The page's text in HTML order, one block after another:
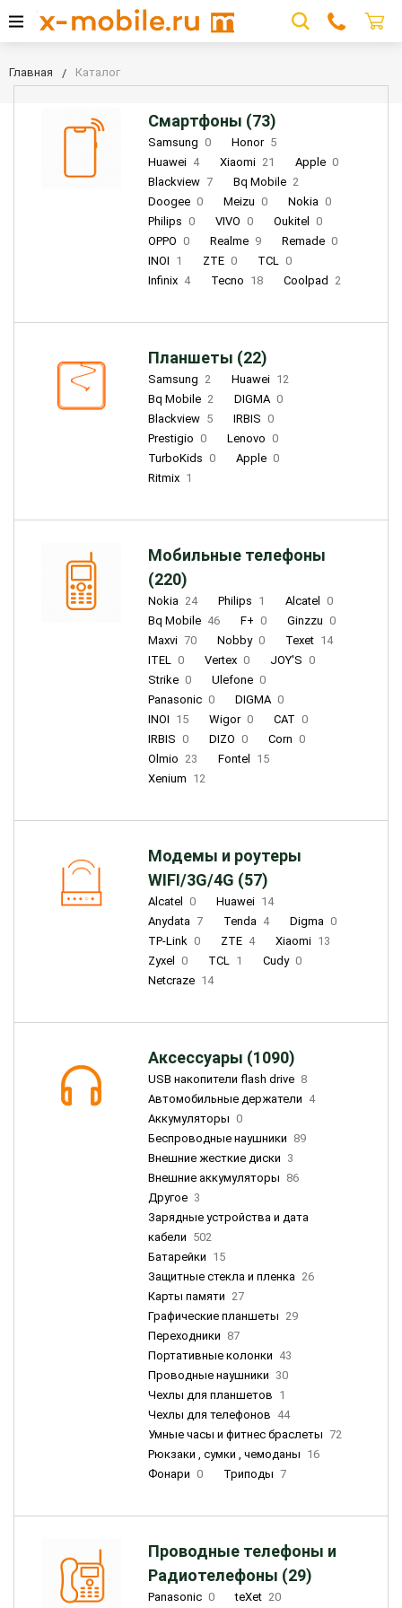
Главная Каталог
Смартфоны (73)
Samsung 0 Honor 5
Huawei 4 Xiaomi 21 Apple 0
Blackview 7 Bq Mobile 2
Doogee 0 Meizu 0 Nokia 0
Philips 0 VIVO 0 Oukitel
0
OPPO 0 Realme 9 Remade 0
INOI 1 ZTE 0 TCL 0
Infinix 4 Tecno 18 Coolpad 2
Планшеты (22)
Samsung 2 Huawei 12
Bq Mobile 2 DIGMA 0
Blackview 5 IRBIS 0
Prestigio 0 Lenovo 0
TurboKids 0 Apple 0
Ritmix 1
Мобильные телефоны
(220)
Nokia 24 Philips 1 Alcatel
0
Bq Mobile 46 F+ 0 Ginzzu 0
Maxvi 70 Nobby 0 Texet 14
ITEL 0 Vertex 0 JOY'S 0
Strike 0 Ulefone 0
Panasonic 0 DIGMA 0
INOI 15 Wigor 0 CAT 0
IRBIS 0 DIZO 0 Corn 0
Olmio 23 Fontel
15
Xenium 12
Модемы и роутеры
WIFI/3G/4G (57)
Alcatel 0 Huawei 14
Anydata 7 Tenda 4 Digma 0
TP-Link 0 ZTE 4 Xiaomi 13
Zyxel
0 TCL 1 Cudy 0
Netcraze 14
Аксессуары (1090)
USB накопители flash drive 8
Автомобильные держатели 4
Аккумуляторы 0
Беспроводные наушники 89
Внешние жесткие диски 3
Внешние аккумуляторы 86
Другое 3
Зарядные устройства и дата
кабели 502
Батарейки 15
Защитные стекла и пленка 26
Карты памяти 27
Графические планшеты 29
Переходники 87
Портативные колонки 43
Проводные наушники 30
Чехлы для планшетов 1
Чехлы для телефонов 44
Умные часы и фитнес браслеты 72
Рюкзаки , сумки , чемоданы 16
Фонари 0 Триподы 7
Проводные телефоны и
Радиотелефоны (29)
Panasonic 0 teXet 20